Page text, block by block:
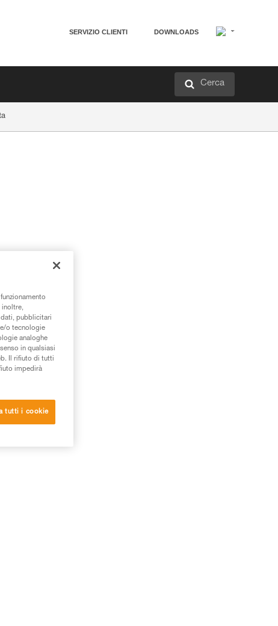
SERVIZIO CLIENTI DOWNLOADS
Cerca
inoltre,
dati, pubblicitari
o tecnologie
analoghe
in qualsiasi
Il rifiuto di tutti
impedirà
tutti i cookie